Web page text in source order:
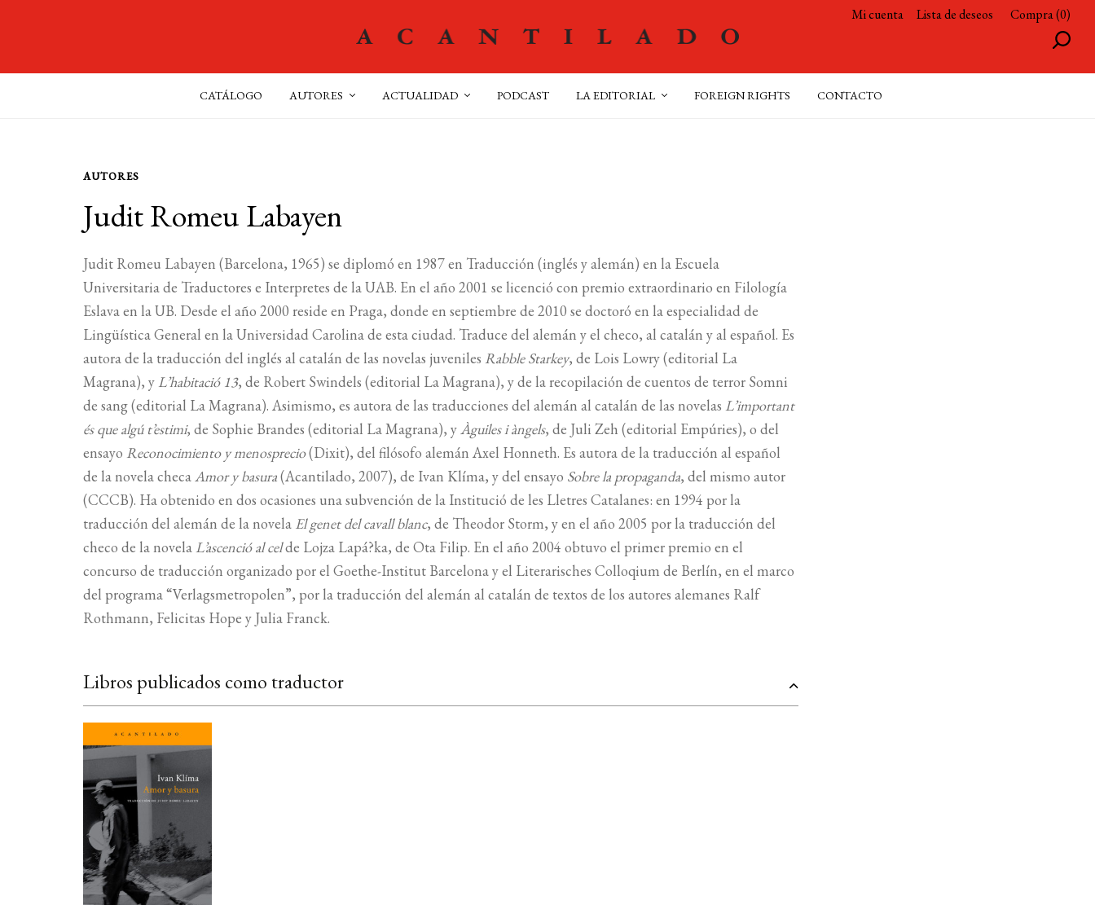
Mi cuenta Lista de deseos Compra (0)
CATÁLOGO AUTORES ACTUALIDAD PODCAST LA EDITORIAL FOREIGN RIGHTS CONTACTO
AUTORES
Judit Romeu Labayen
Judit Romeu Labayen (Barcelona, 1965) se diplomó en 1987 en Traducción (inglés y alemán) en la Escuela
Universitaria de Traductores e Interpretes de la UAB. En el año 2001 se licenció con premio extraordinario en Filología
Eslava en la UB. Desde el año 2000 reside en Praga, donde en septiembre de 2010 se doctoró en la especialidad de
Lingüística General en la Universidad Carolina de esta ciudad. Traduce del alemán y el checo, al catalán y al español. Es
autora de la traducción del inglés al catalán de las novelas juveniles Rabble Starkey, de Lois Lowry (editorial La
Magrana), y L’habitació 13, de Robert Swindels (editorial La Magrana), y de la recopilación de cuentos de terror Somni
de sang (editorial La Magrana). Asimismo, es autora de las traducciones del alemán al catalán de las novelas L’important
és que algú t’estimi, de Sophie Brandes (editorial La Magrana), y Àguiles i àngels, de Juli Zeh (editorial Empúries), o del
ensayo Reconocimiento y menosprecio(Dixit), del filósofo alemán Axel Honneth. Es autora de la traducción al español
de la novela checa Amor y basura(Acantilado, 2007), de Ivan Klíma, y del ensayo Sobre la propaganda, del mismo autor
(CCCB). Ha obtenido en dos ocasiones una subvención de la Institució de les Lletres Catalanes: en 1994 por la
traducción del alemán de la novela El genet del cavall blanc, de Theodor Storm, y en el año 2005 por la traducción del
checo de la novela L’ascenció al celde Lojza Lapá?ka, de Ota Filip. En el año 2004 obtuvo el primer premio en el
concurso de traducción organizado por el Goethe-Institut Barcelona y el Literarisches Colloqium de Berlín, en el marco
del programa “Verlagsmetropolen”, por la traducción del alemán al catalán de textos de los autores alemanes Ralf
Rothmann, Felicitas Hope y Julia Franck.
Libros publicados como traductor